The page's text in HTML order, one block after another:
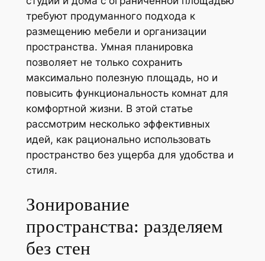
требуют продуманного подхода к
размещению мебели и организации
пространства. Умная планировка
позволяет не только сохранить
максимально полезную площадь, но и
повысить функциональность комнат для
комфортной жизни. В этой статье
рассмотрим несколько эффективных
идей, как рационально использовать
пространство без ущерба для удобства и
стиля.
Зонирование
пространства: разделяем
без стен